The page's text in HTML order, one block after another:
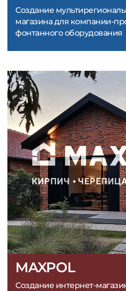
MAXPOL
Создание интернет-
Создание
магазина для компании-
фонтанного оборудования